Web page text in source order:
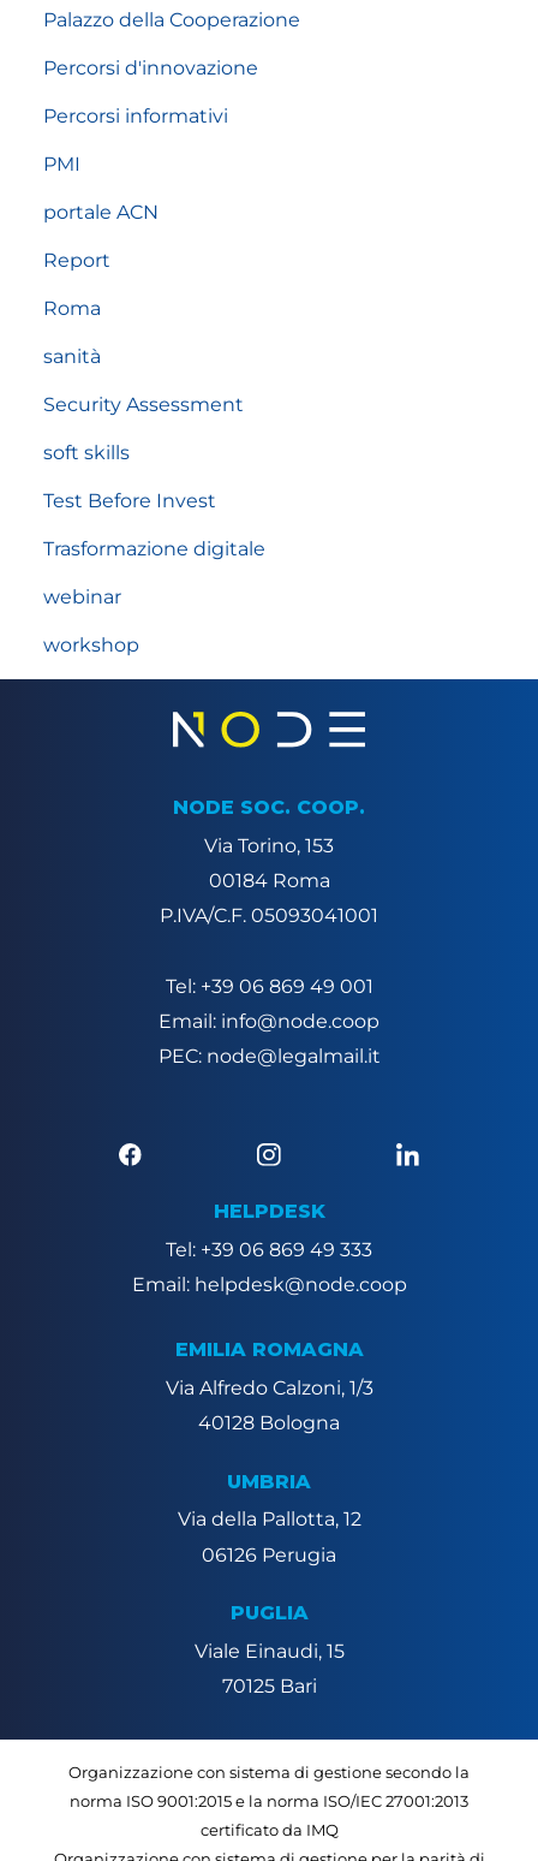
Palazzo della Cooperazione
Percorsi d'innovazione
Percorsi informativi
PMI
portale ACN
Report
Roma
sanità
Security Assessment
soft skills
Test Before Invest
Trasformazione digitale
webinar
workshop
NODE SOC. COOP.
Via Torino, 153
00184 Roma
P.IVA/C.F. 05093041001
Tel: +39 06 869 49 001
Email: info@node.coop
PEC: node@legalmail.it
HELPDESK
Tel: +39 06 869 49 333
Email: helpdesk@node.coop
EMILIA ROMAGNA
Via Alfredo Calzoni, 1/3
40128 Bologna
UMBRIA
Via della Pallotta, 12
06126 Perugia
PUGLIA
Viale Einaudi, 15
70125 Bari
Organizzazione con sistema di gestione secondo la
norma ISO 9001:2015 e la norma ISO/IEC 27001:2013
certificato da IMQ